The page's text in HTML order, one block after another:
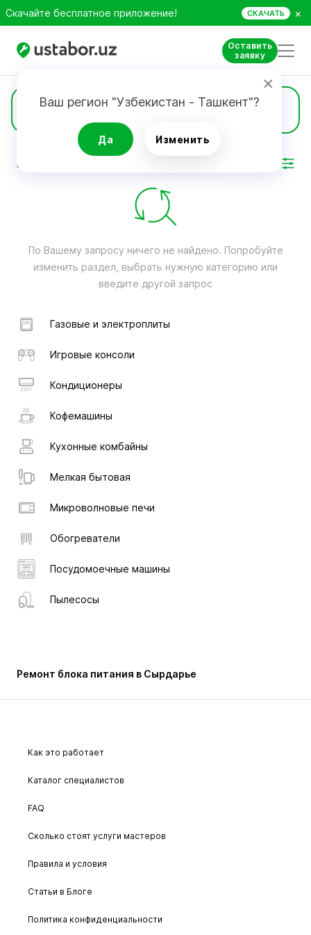
Скачайте бесплатное приложение! СКАЧАТЬ ×
Оставить
заявку
Ваш регион "Узбекистан - Ташкент"?
Да Изменить
Игровые консоли
РЕЗУЛЬТАТ
По Вашему запросу ничего не найдено. Попробуйте
изменить раздел, выбрать нужную категорию или
введите другой запрос
Газовые и электроплиты
Игровые консоли
Кондиционеры
Кофемашины
Кухонные комбайны
Мелкая бытовая
Микроволновые печи
Обогреватели
Посудомоечные машины
Пылесосы
Ремонт блока питания в Сырдарье
Как это работает
Каталог специалистов
FAQ
Сколько стоят услуги мастеров
Правила и условия
Статьи в Блоге
Политика конфиденциальности